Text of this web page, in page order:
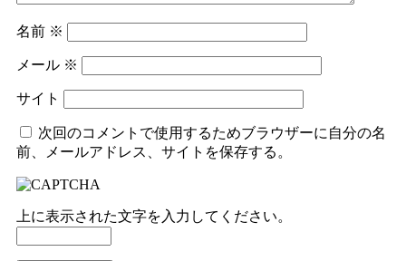
名前 ※
メール ※
サイト
次回のコメントで使用するためブラウザーに自分の名
前、メールアドレス、サイトを保存する。
上に表示された文字を入力してください。